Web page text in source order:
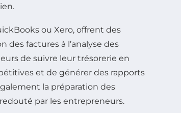
ou Xero, offrent des
des factures à l’analyse des
de suivre leur trésorerie en
et de générer des rapports
la préparation des
par les entrepreneurs.